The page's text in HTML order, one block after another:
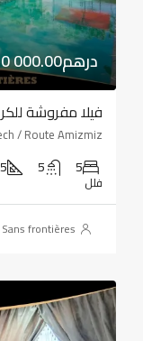
50 000.00درهم
فيلا مفروشة
/ Route Amizmiz
5
5
فلل
frontières